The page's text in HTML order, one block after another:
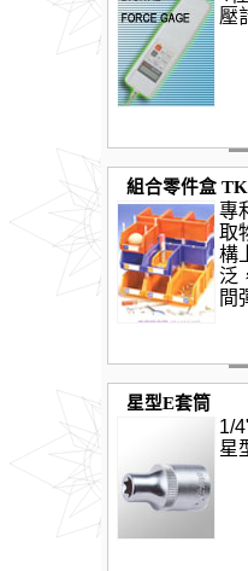
壓
組合零件盒
專
取
構
泛
間
星型E套筒
1/
星